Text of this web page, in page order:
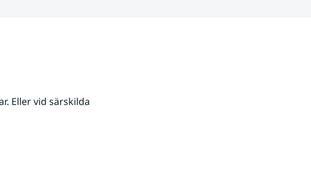
Eller vid särskilda